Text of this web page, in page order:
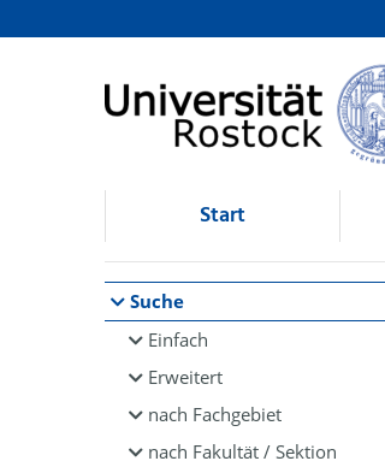
Browsen
direkt zum Inhalt
Start
Suche
Einfach
Erweitert
nach Fachgebiet
nach Fakultät / Sektion